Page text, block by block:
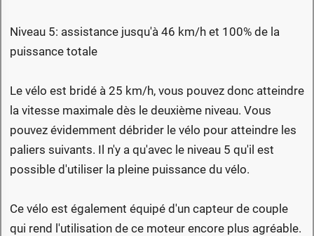
Niveau 5: assistance jusqu'à 46 km/h et 100% de la
puissance totale
Le vélo est bridé à 25 km/h, vous pouvez donc atteindre
la vitesse maximale dès le deuxième niveau. Vous
pouvez évidemment débrider le vélo pour atteindre les
paliers suivants. Il n'y a qu'avec le niveau 5 qu'il est
possible d'utiliser la pleine puissance du vélo.
Ce vélo est également équipé d'un capteur de couple
qui rend l'utilisation de ce moteur encore plus agréable.